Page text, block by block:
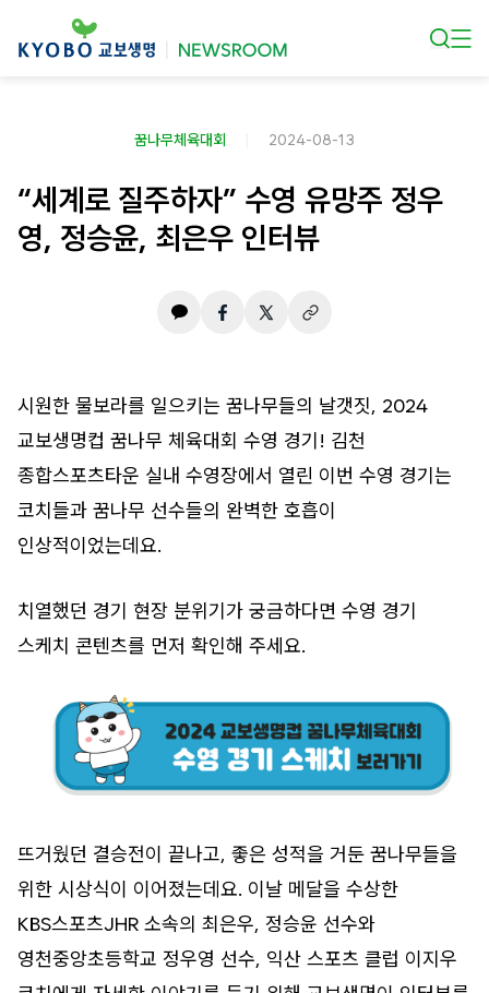
꿈나무체육대회 2024-08-13
“세계로 질주하자” 수영 유망주 정우
영, 정승윤, 최은우 인터뷰
시원한 물보라를 일으키는 꿈나무들의 날갯짓, 2024
교보생명컵 꿈나무 체육대회 수영 경기! 김천
종합스포츠타운 실내 수영장에서 열린 이번 수영 경기는
코치들과 꿈나무 선수들의 완벽한 호흡이
인상적이었는데요.
치열했던 경기 현장 분위기가 궁금하다면 수영 경기
스케치 콘텐츠를 먼저 확인해 주세요.
뜨거웠던 결승전이 끝나고, 좋은 성적을 거둔 꿈나무들을
위한 시상식이 이어졌는데요. 이날 메달을 수상한
KBS스포츠JHR 소속의 최은우, 정승윤 선수와
영천중앙초등학교 정우영 선수, 익산 스포츠 클럽 이지우